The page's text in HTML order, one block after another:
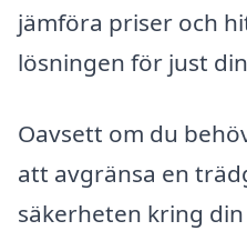
jämföra priser och
lösningen för just
Oavsett om du
att avgränsa en
säkerheten kring